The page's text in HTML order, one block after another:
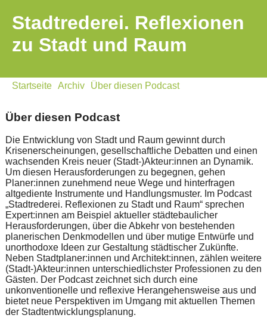
Stadtrederei. Reflexionen
zu Stadt und Raum
Startseite Archiv Über diesen Podcast
Über diesen Podcast
Die Entwicklung von Stadt und Raum gewinnt durch
Krisenerscheinungen, gesellschaftliche Debatten und einen
wachsenden Kreis neuer (Stadt-)Akteur:innen an Dynamik.
Um diesen Herausforderungen zu begegnen, gehen
Planer:innen zunehmend neue Wege und hinterfragen
altgediente Instrumente und Handlungsmuster. Im Podcast
„Stadtrederei. Reflexionen zu Stadt und Raum“ sprechen
Expert:innen am Beispiel aktueller städtebaulicher
Herausforderungen, über die Abkehr von bestehenden
planerischen Denkmodellen und über mutige Entwürfe und
unorthodoxe Ideen zur Gestaltung städtischer Zukünfte.
Neben Stadtplaner:innen und Architekt:innen, zählen weitere
(Stadt-)Akteur:innen unterschiedlichster Professionen zu den
Gästen. Der Podcast zeichnet sich durch eine
unkonventionelle und reflexive Herangehensweise aus und
bietet neue Perspektiven im Umgang mit aktuellen Themen
der Stadtentwicklungsplanung.